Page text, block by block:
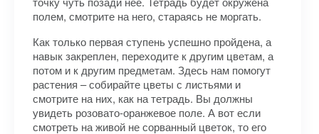
полем, смотрите на него, стараясь не моргать.
Как только первая ступень успешно пройдена, а
навык закреплен, переходите к другим цветам, а
потом и к другим предметам. Здесь нам помогут
растения – собирайте цветы с листьями и
смотрите на них, как на тетрадь. Вы должны
увидеть розовато-оранжевое поле. А вот если
смотреть на живой не сорванный цветок, то его